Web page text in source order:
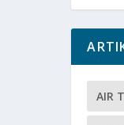
AIR